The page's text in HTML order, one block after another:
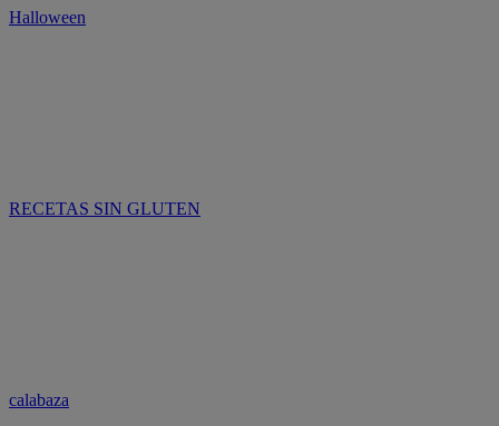
Halloween
RECETAS SIN GLUTEN
calabaza